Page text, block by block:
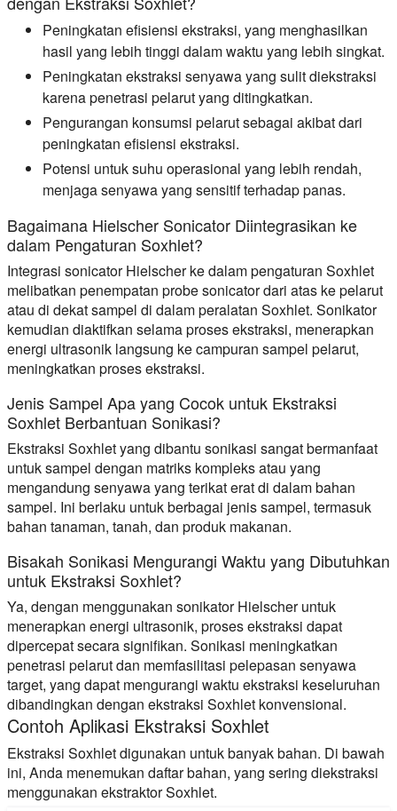
Peningkatan efisiensi ekstraksi, yang menghasilkan
hasil yang lebih tinggi dalam waktu yang lebih singkat.
Peningkatan ekstraksi senyawa yang sulit diekstraksi
karena penetrasi pelarut yang ditingkatkan.
Pengurangan konsumsi pelarut sebagai akibat dari
peningkatan efisiensi ekstraksi.
Potensi untuk suhu operasional yang lebih rendah,
menjaga senyawa yang sensitif terhadap panas.
Bagaimana Hielscher Sonicator Diintegrasikan ke
dalam Pengaturan Soxhlet?
Integrasi sonicator Hielscher ke dalam pengaturan Soxhlet
melibatkan penempatan probe sonicator dari atas ke pelarut
atau di dekat sampel di dalam peralatan Soxhlet. Sonikator
kemudian diaktifkan selama proses ekstraksi, menerapkan
energi ultrasonik langsung ke campuran sampel pelarut,
meningkatkan proses ekstraksi.
Jenis Sampel Apa yang Cocok untuk Ekstraksi
Soxhlet Berbantuan Sonikasi?
Ekstraksi Soxhlet yang dibantu sonikasi sangat bermanfaat
untuk sampel dengan matriks kompleks atau yang
mengandung senyawa yang terikat erat di dalam bahan
sampel. Ini berlaku untuk berbagai jenis sampel, termasuk
bahan tanaman, tanah, dan produk makanan.
Bisakah Sonikasi Mengurangi Waktu yang Dibutuhkan
untuk Ekstraksi Soxhlet?
Ya, dengan menggunakan sonikator Hielscher untuk
menerapkan energi ultrasonik, proses ekstraksi dapat
dipercepat secara signifikan. Sonikasi meningkatkan
penetrasi pelarut dan memfasilitasi pelepasan senyawa
target, yang dapat mengurangi waktu ekstraksi keseluruhan
dibandingkan dengan ekstraksi Soxhlet konvensional.
Contoh Aplikasi Ekstraksi Soxhlet
Ekstraksi Soxhlet digunakan untuk banyak bahan. Di bawah
ini, Anda menemukan daftar bahan, yang sering diekstraksi
menggunakan ekstraktor Soxhlet.